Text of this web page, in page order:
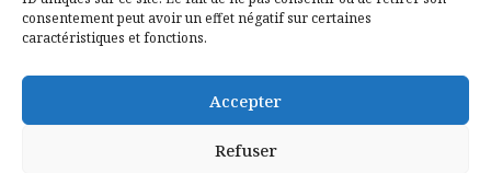
consentement peut avoir un effet négatif sur certaines
caractéristiques et fonctions.
Accepter
Refuser